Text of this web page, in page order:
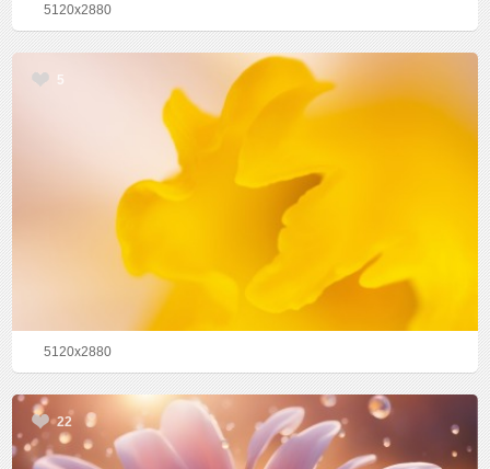
5120x2880
5
5120x2880
22